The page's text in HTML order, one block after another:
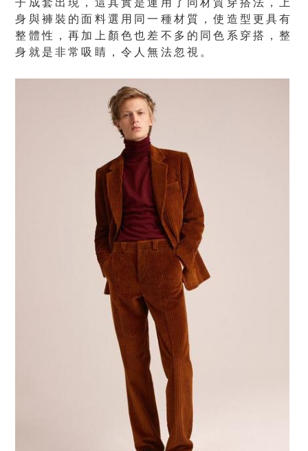
子成套出現，這其實是運用了同材質穿搭法，上
身與褲裝的面料選用同一種材質，使造型更具有
整體性，再加上顏色也差不多的同色系穿搭，整
身就是非常吸睛，令人無法忽視。